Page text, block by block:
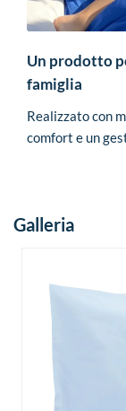
Un prodotto
famiglia
Realizzato con
comfort e un
Galleria